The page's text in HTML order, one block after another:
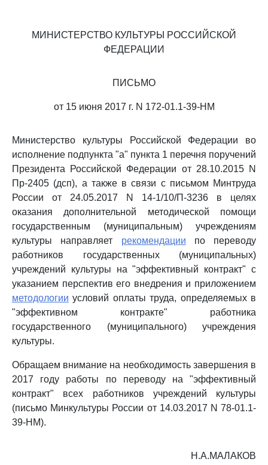
МИНИСТЕРСТВО КУЛЬТУРЫ РОССИЙСКОЙ
ФЕДЕРАЦИИ
ПИСЬМО
от 15 июня 2017 г. N 172-01.1-39-НМ
Министерство культуры Российской Федерации во
исполнение подпункта "а" пункта 1 перечня поручений
Президента Российской Федерации от 28.10.2015 N
Пр-2405 (дсп), а также в связи с письмом Минтруда
России от 24.05.2017 N 14-1/10/П-3236 в целях
оказания дополнительной методической помощи
государственным (муниципальным) учреждениям
культуры направляет рекомендации по переводу
работников государственных (муниципальных)
учреждений культуры на "эффективный контракт" с
указанием перспектив его внедрения и приложением
методологии условий оплаты труда, определяемых в
"эффективном контракте" работника
государственного (муниципального) учреждения
культуры.
Обращаем внимание на необходимость завершения в
2017 году работы по переводу на "эффективный
контракт" всех работников учреждений культуры
(письмо Минкультуры России от 14.03.2017 N 78-01.1-
39-НМ).
Н.А.МАЛАКОВ